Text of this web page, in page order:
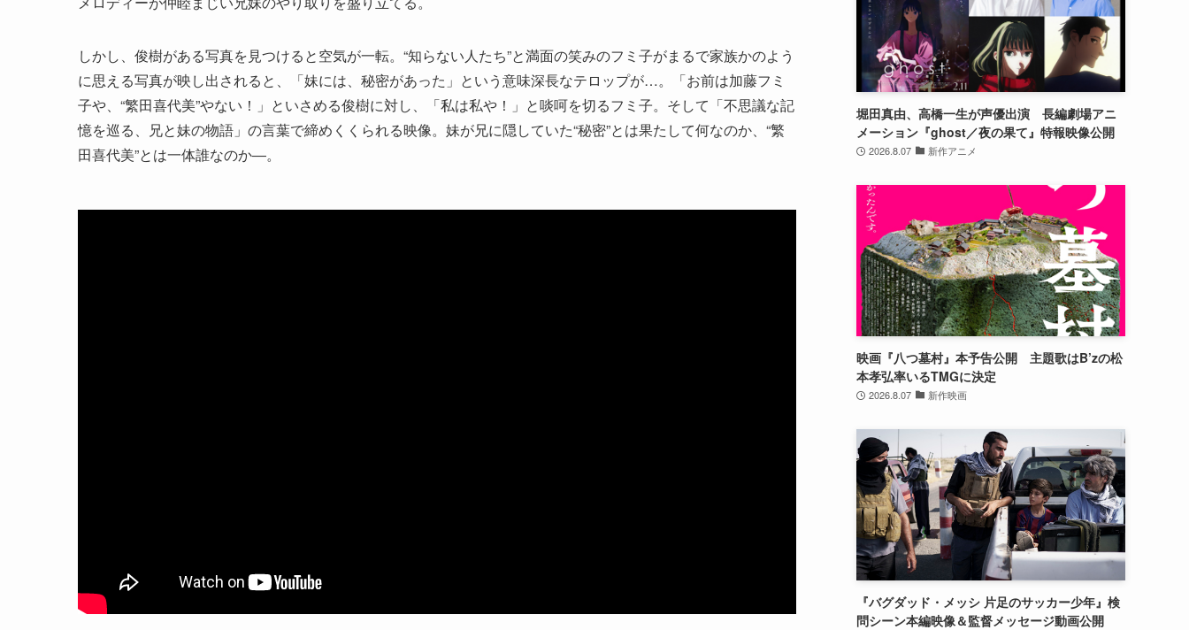
しかし、俊樹がある写真を見つけると空気が一転。“知らない人たち”と満面の笑みのフミ子がまるで家族かのよう
に思える写真が映し出されると、「妹には、秘密があった」という意味深長なテロップが…。「お前は加藤フミ
子や、“繁田喜代美”やない！」といさめる俊樹に対し、「私は私や！」と啖呵を切るフミ子。そして「不思議な記
憶を巡る、兄と妹の物語」の言葉で締めくくられる映像。妹が兄に隠していた“秘密”とは果たして何なのか、“繁
田喜代美”とは一体誰なのか―。
堀田真由、高橋一生が声優出演 長編劇場アニ
メーション『ghost／夜の果て』特報映像公開
2026.8.07 新作アニメ
映画『八つ墓村』本予告公開 主題歌はB’zの松
本孝弘率いるTMGに決定
2026.8.07 新作映画
『バグダッド・メッシ 片足のサッカー少年』検
問シーン本編映像＆監督メッセージ動画公開